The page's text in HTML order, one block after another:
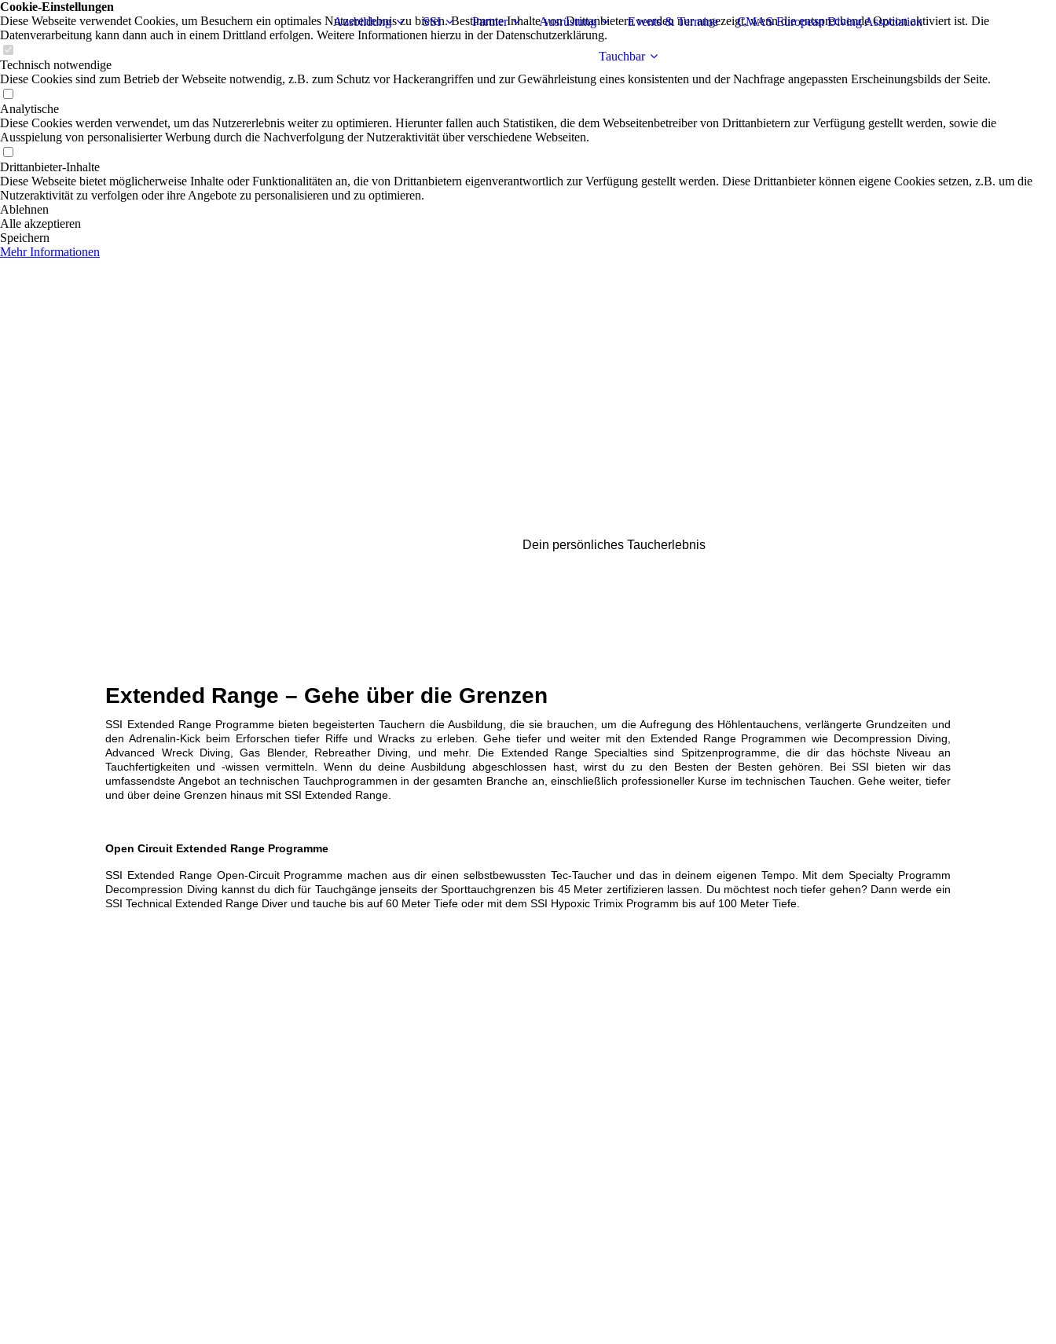
Ausbildung SSI Partner Ausrüstung Events & Termine CMAS European Diving Association
Tauchbar
Dein persönliches Taucherlebnis
Extended Range – Gehe über die Grenzen
SSI Extended Range Programme bieten begeisterten Tauchern die Ausbildung, die sie brauchen, um die Aufregung des Höhlentauchens, verlängerte Grundzeiten und
den Adrenalin-Kick beim Erforschen tiefer Riffe und Wracks zu erleben. Gehe tiefer und weiter mit den Extended Range Programmen wie Decompression Diving,
Advanced Wreck Diving, Gas Blender, Rebreather Diving, und mehr. Die Extended Range Specialties sind Spitzenprogramme, die dir das höchste Niveau an
Tauchfertigkeiten und -wissen vermitteln. Wenn du deine Ausbildung abgeschlossen hast, wirst du zu den Besten der Besten gehören. Bei SSI bieten wir das
umfassendste Angebot an technischen Tauchprogrammen in der gesamten Branche an, einschließlich professioneller Kurse im technischen Tauchen. Gehe weiter, tiefer
und über deine Grenzen hinaus mit SSI Extended Range.
Open Circuit Extended Range Programme
SSI Extended Range Open-Circuit Programme machen aus dir einen selbstbewussten Tec-Taucher und das in deinem eigenen Tempo. Mit dem Specialty Programm
Decompression Diving kannst du dich für Tauchgänge jenseits der Sporttauchgrenzen bis 45 Meter zertifizieren lassen. Du möchtest noch tiefer gehen? Dann werde ein
SSI Technical Extended Range Diver und tauche bis auf 60 Meter Tiefe oder mit dem SSI Hypoxic Trimix Programm bis auf 100 Meter Tiefe.
Cookie-Einstellungen
Diese Webseite verwendet Cookies, um Besuchern ein optimales Nutzererlebnis zu bieten. Bestimmte Inhalte von Drittanbietern werden nur angezeigt, wenn die entsprechende Option aktiviert ist. Die
Datenverarbeitung kann dann auch in einem Drittland erfolgen. Weitere Informationen hierzu in der Datenschutzerklärung.
Technisch notwendige
Diese Cookies sind zum Betrieb der Webseite notwendig, z.B. zum Schutz vor Hackerangriffen und zur Gewährleistung eines konsistenten und der Nachfrage angepassten Erscheinungsbilds der Seite.
Analytische
Diese Cookies werden verwendet, um das Nutzererlebnis weiter zu optimieren. Hierunter fallen auch Statistiken, die dem Webseitenbetreiber von Drittanbietern zur Verfügung gestellt werden, sowie die
Ausspielung von personalisierter Werbung durch die Nachverfolgung der Nutzeraktivität über verschiedene Webseiten.
Drittanbieter-Inhalte
Diese Webseite bietet möglicherweise Inhalte oder Funktionalitäten an, die von Drittanbietern eigenverantwortlich zur Verfügung gestellt werden. Diese Drittanbieter können eigene Cookies setzen, z.B. um die
Nutzeraktivität zu verfolgen oder ihre Angebote zu personalisieren und zu optimieren.
Ablehnen
Alle akzeptieren
Speichern
Mehr Informationen